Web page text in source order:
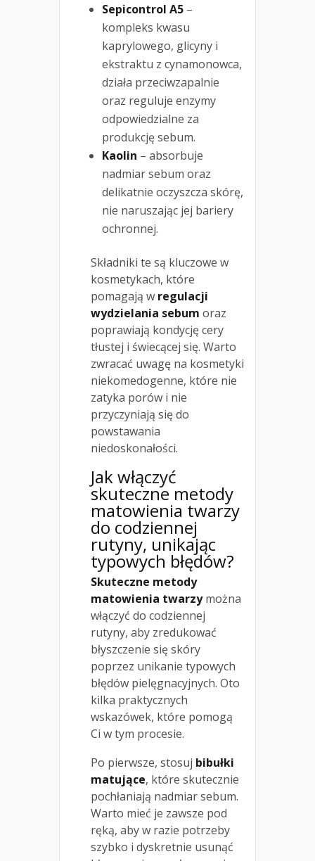
Sepicontrol A5 –
kompleks kwasu
kaprylowego, glicyny i
ekstraktu z cynamonowca,
działa przeciwzapalnie
oraz reguluje enzymy
odpowiedzialne za
produkcję sebum.
Kaolin – absorbuje
nadmiar sebum oraz
delikatnie oczyszcza skórę,
nie naruszając jej bariery
ochronnej.
Składniki te są kluczowe w
kosmetykach, które
pomagają w regulacji
wydzielania sebum oraz
poprawiają kondycję cery
tłustej i świecącej się. Warto
zwracać uwagę na kosmetyki
niekomedogenne, które nie
zatyka porów i nie
przyczyniają się do
powstawania
niedoskonałości.
Jak włączyć
skuteczne metody
matowienia twarzy
do codziennej
rutyny, unikając
typowych błędów?
Skuteczne metody
matowienia twarzymożna
włączyć do codziennej
rutyny, aby zredukować
błyszczenie się skóry
poprzez unikanie typowych
błędów pielęgnacyjnych. Oto
kilka praktycznych
wskazówek, które pomogą
Ci w tym procesie.
Po pierwsze, stosuj bibułki
matujące, które skutecznie
pochłaniają nadmiar sebum.
Warto mieć je zawsze pod
ręką, aby w razie potrzeby
szybko i dyskretnie usunąć